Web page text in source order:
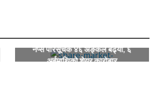
नेप्से परिसूचक ४६ अङ्कले बढ्यो, ६
अर्बमाथिको शेयर कारोबार